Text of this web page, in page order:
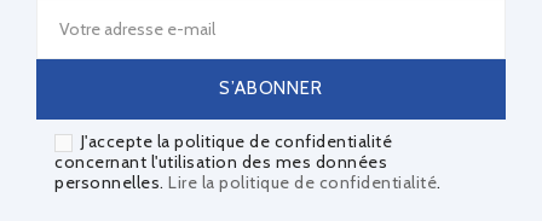
J'accepte la politique de confidentialité
concernant l'utilisation des mes données
personnelles. Lire la politique de confidentialité.